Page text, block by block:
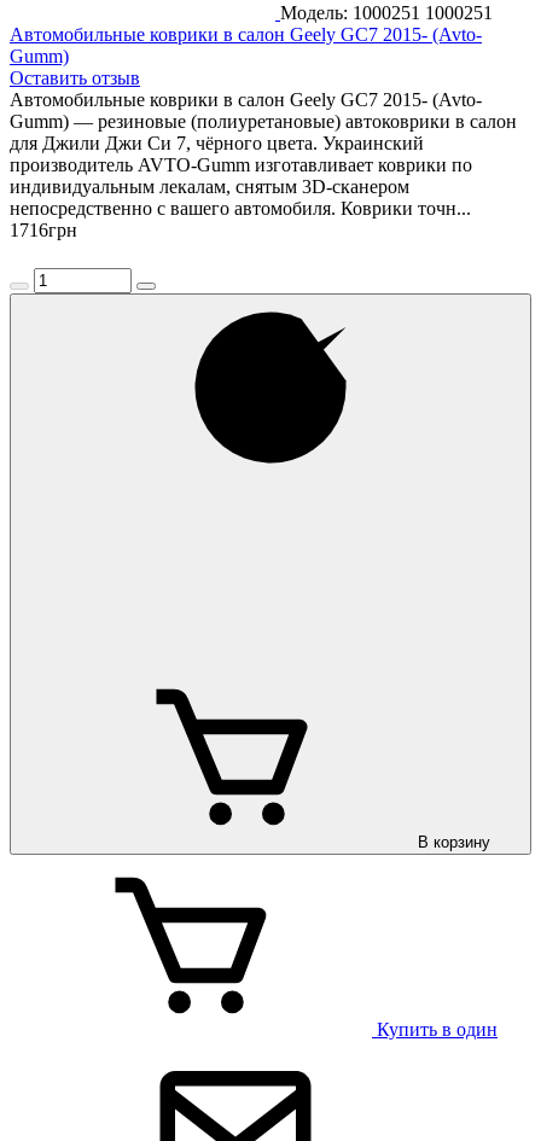
Модель: 1000251 1000251
Автомобильные коврики в салон Geely GC7 2015- (Avto-
Gumm)
Оставить отзыв
Автомобильные коврики в салон Geely GC7 2015- (Avto-
Gumm) — резиновые (полиуретановые) автоковрики в салон
для Джили Джи Си 7, чёрного цвета. Украинский
производитель AVTO-Gumm изготавливает коврики по
индивидуальным лекалам, снятым 3D-сканером
непосредственно с вашего автомобиля. Коврики точн...
1716грн
В корзину
Купить в один